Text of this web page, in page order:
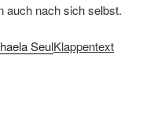
auch nach sich selbst.
Klappentext